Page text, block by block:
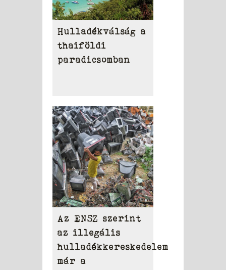
Hulladékválság a
thaiföldi
paradicsomban
Az ENSZ szerint
az illegális
hulladékkereskedelem
már a